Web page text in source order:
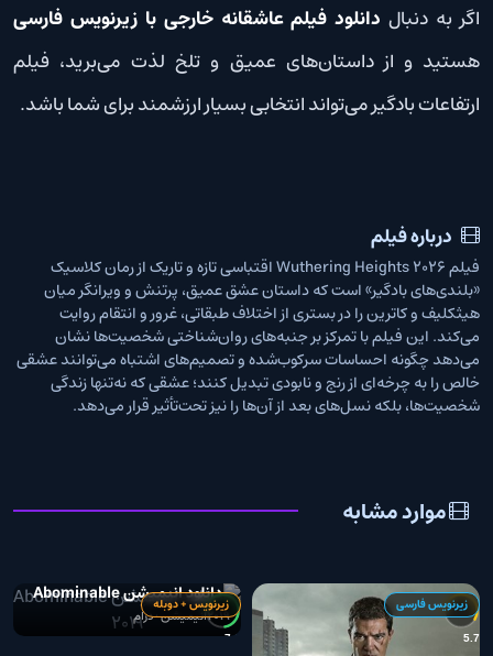
اگر به دنبال دانلود فیلم عاشقانه خارجی با زیرنویس فارسی
هستید و از داستان‌های عمیق و تلخ لذت می‌برید، فیلم
ارتفاعات بادگیر می‌تواند انتخابی بسیار ارزشمند برای شما باشد.
درباره فیلم
فیلم Wuthering Heights 2026 اقتباسی تازه و تاریک از رمان کلاسیک
«بلندی‌های بادگیر» است که داستان عشق عمیق، پرتنش و ویرانگر میان
هیثکلیف و کاترین را در بستری از اختلاف طبقاتی، غرور و انتقام روایت
می‌کند. این فیلم با تمرکز بر جنبه‌های روان‌شناختی شخصیت‌ها نشان
می‌دهد چگونه احساسات سرکوب‌شده و تصمیم‌های اشتباه می‌توانند عشقی
خالص را به چرخه‌ای از رنج و نابودی تبدیل کنند؛ عشقی که نه‌تنها زندگی
شخصیت‌ها، بلکه نسل‌های بعد از آن‌ها را نیز تحت‌تأثیر قرار می‌دهد.
موارد مشابه
5.7
زیرنویس فارسی
7.0
زیرنویس + دوبله
دانلود انیمیشن Abominable
2019
2019انیمیشن • درام